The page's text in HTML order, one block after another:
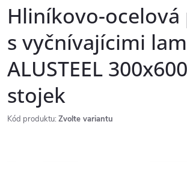
Hliníkovo-ocelová
s vyčnívajícimi
ALUSTEEL
stojek
Kód produktu: Zvolte variantu